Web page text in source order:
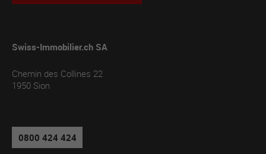
Swiss-Immobilier.ch SA
Chemin des Collines 22
1950 Sion
0800 424 424